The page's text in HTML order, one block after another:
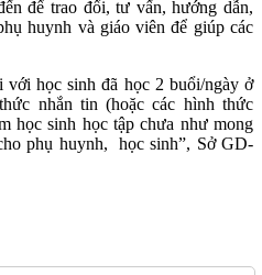
để trao đổi, tư vấn, hướng dẫn,
huynh và giáo viên để giúp các
với học sinh đã học 2 buổi/ngày ở
nhắn tin (hoặc các hình thức
học sinh học tập chưa như mong
phụ huynh, học sinh”, Sở GD-